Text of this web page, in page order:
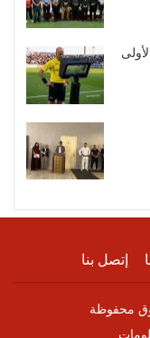
إتصل بنا